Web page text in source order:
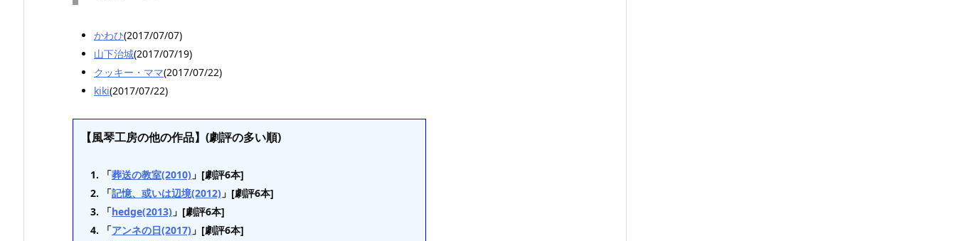
かわひ(2017/07/07)
山下治城(2017/07/19)
クッキー・ママ(2017/07/22)
kiki(2017/07/22)
【風琴工房の他の作品】(劇評の多い順)
「葬送の教室(2010) 」[劇評6本]
「記憶、或いは辺境(2012) 」[劇評6本]
「hedge(2013) 」[劇評6本]
「アンネの日(2017) 」[劇評6本]